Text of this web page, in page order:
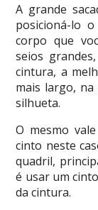
A grande
posicioná-lo
corpo que
seios
cintura, a
mais largo,
silhueta.
O mesmo
cinto neste
quadril,
é usar um
da cintura.